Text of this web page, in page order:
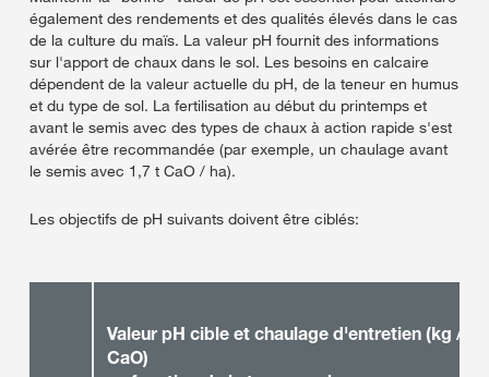
également des rendements et des qualités élevés dans le cas
de la culture du maïs. La valeur pH fournit des informations
sur l'apport de chaux dans le sol. Les besoins en calcaire
dépendent de la valeur actuelle du pH, de la teneur en humus
et du type de sol. La fertilisation au début du printemps et
avant le semis avec des types de chaux à action rapide s'est
avérée être recommandée (par exemple, un chaulage avant
le semis avec 1,7 t CaO / ha).
Les objectifs de pH suivants doivent être ciblés:
Valeur pH cible et chaulage d'entretien (kg / ha
CaO)